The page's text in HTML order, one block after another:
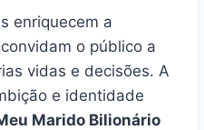
enriquecem a
o público a
vidas e decisões. A
e identidade
Marido Bilionário